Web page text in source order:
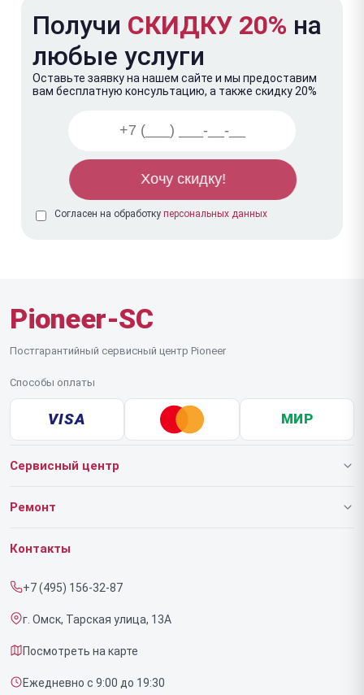
Получи СКИДКУ 20% на
любые услуги
Оставьте заявку на нашем сайте и мы предоставим
вам бесплатную консультацию, а также скидку 20%
Согласен на обработку персональных данных
Pioneer-SC
Постгарантийный сервисный центр Pioneer
Способы оплаты
VISA МИР
Сервисный центр
О нашем сервисе
Срочный ремонт
Доставка и способы оплаты
Диагностика
Контакты
Ремонт
Роботов-пылесосов
Контакты
+7 (495) 156-32-87
г. Омск, Тарская улица, 13А
Посмотреть на карте
Ежедневно с 9:00 до 19:30